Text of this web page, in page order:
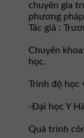
chuyên gia
phương
Tác giả :
Chuyên
học.
Trình độ học
-Đại học Y
Quá trình